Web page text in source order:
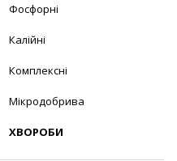
Фосфорні
Калійні
Комплексні
Мікродобрива
ХВОРОБИ